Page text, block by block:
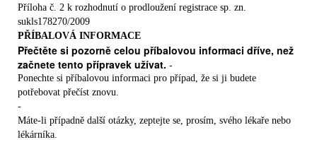
Příloha č. 2 k rozhodnutí o prodloužení registrace sp. zn.
sukls178270/2009
PŘÍBALOVÁ INFORMACE
Přečtěte si pozorně celou příbalovou informaci dříve, než
začnete tento přípravek užívat. -
Ponechte si příbalovou informaci pro případ, že si ji budete
potřebovat přečíst znovu.
-
Máte-li případně další otázky, zeptejte se, prosím, svého lékaře nebo
lékárníka.